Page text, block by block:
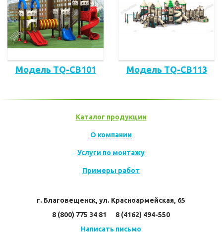
Модель TQ-CB101 Модель TQ-CB113
Каталог продукции
О компании
Услуги по монтажу
Примеры работ
г. Благовещенск, ул. Красноармейская, 65
8 (800) 775 34 81      8 (4162) 494-550
Написать письмо